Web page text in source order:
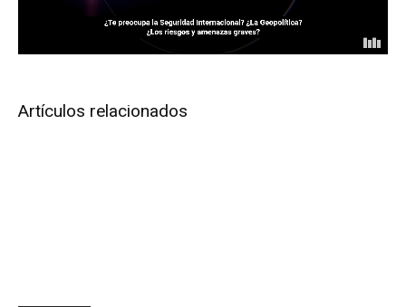
Artículos relacionados